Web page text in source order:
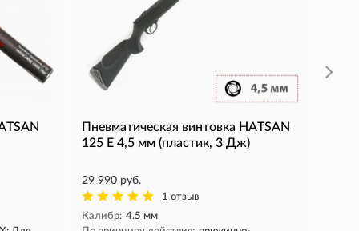
Пневматическая винтовка HATSAN
125 E 4,5 мм (пластик, 3 Дж)
29 990 руб.
1 отзыв
Калибр: 4.5 мм